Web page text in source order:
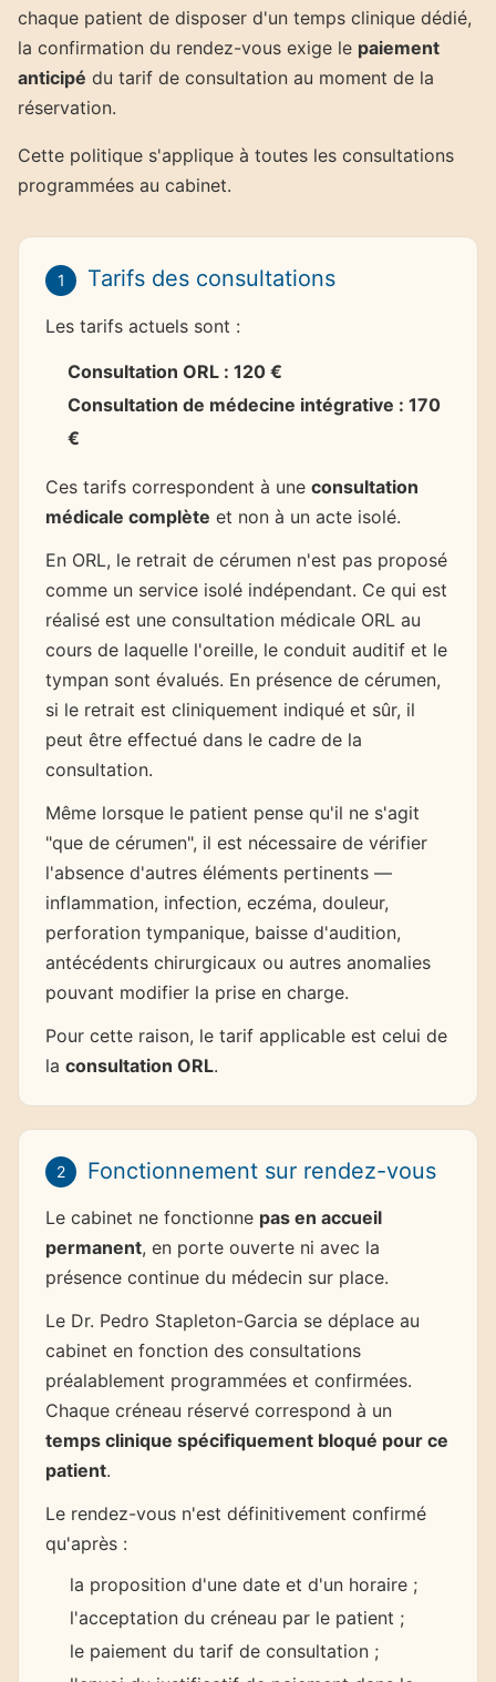
chaque patient de disposer d'un temps clinique dédié,
la confirmation du rendez-vous exige le paiement
anticipé du tarif de consultation au moment de la
réservation.
Cette politique s'applique à toutes les consultations
programmées au cabinet.
1 Tarifs des consultations
Les tarifs actuels sont :
Consultation ORL : 120 €
Consultation de médecine intégrative : 170
€
Ces tarifs correspondent à une consultation
médicale complète et non à un acte isolé.
En ORL, le retrait de cérumen n'est pas proposé
comme un service isolé indépendant. Ce qui est
réalisé est une consultation médicale ORL au
cours de laquelle l'oreille, le conduit auditif et le
tympan sont évalués. En présence de cérumen,
si le retrait est cliniquement indiqué et sûr, il
peut être effectué dans le cadre de la
consultation.
Même lorsque le patient pense qu'il ne s'agit
"que de cérumen", il est nécessaire de vérifier
l'absence d'autres éléments pertinents —
inflammation, infection, eczéma, douleur,
perforation tympanique, baisse d'audition,
antécédents chirurgicaux ou autres anomalies
pouvant modifier la prise en charge.
Pour cette raison, le tarif applicable est celui de
la consultation ORL.
2 Fonctionnement sur rendez-vous
Le cabinet ne fonctionne pas en accueil
permanent, en porte ouverte ni avec la
présence continue du médecin sur place.
Le Dr. Pedro Stapleton-Garcia se déplace au
cabinet en fonction des consultations
préalablement programmées et confirmées.
Chaque créneau réservé correspond à un
temps clinique spécifiquement bloqué pour ce
patient.
Le rendez-vous n'est définitivement confirmé
qu'après :
la proposition d'une date et d'un horaire ;
l'acceptation du créneau par le patient ;
le paiement du tarif de consultation ;